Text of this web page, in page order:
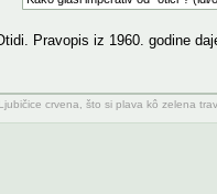
Pravopis iz 1960. godine
Ljubičice crvena, što si plava kô zelena